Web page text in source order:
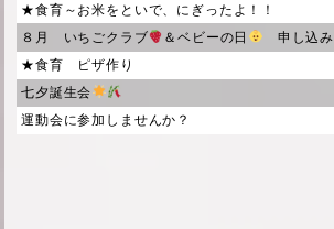
★食育～お米をといで、にぎったよ！！
８月 いちごクラブ
＆ベビーの日
申し込み
★食育 ピザ作り
七夕誕生会
運動会に参加しませんか？